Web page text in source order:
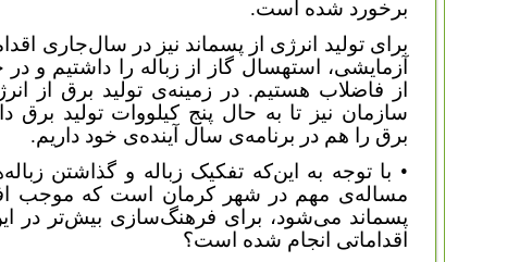
برخورد شده است.
برای تولید انرژی از پسماند نیز در سال‌جاری
آزمایشی، استهسال گاز از زباله را داشتیم و
از فاضلاب هستیم. در زمینه‌ی تولید برق از
سازمان نیز تا به حال پنج کیلووات تولید برق
برق را هم در برنامه‌ی سال‌ آینده‌ی خود داریم.
• با توجه به این‌که تفکیک زباله و گذاشتن
مساله‌ی مهم در شهر کرمان است که موجب
پسماند می‌شود، برای فرهنگ‌سازی بیش‌تر در
اقداماتی انجام شده است؟